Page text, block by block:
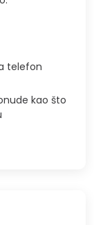
telefon
kao što